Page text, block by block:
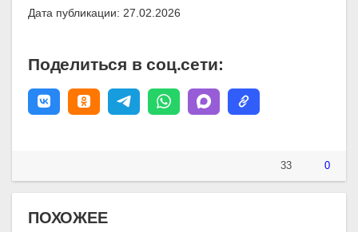
Дата публикации: 27.02.2026
Поделиться в соц.сети:
33 0
ПОХОЖЕЕ